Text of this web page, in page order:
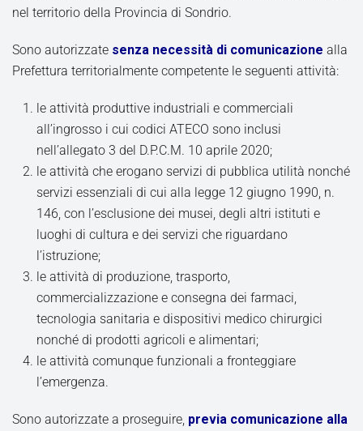
nel territorio della Provincia di Sondrio.
Sono autorizzate senza necessità di comunicazione alla
Prefettura territorialmente competente le seguenti attività:
le attività produttive industriali e commerciali
all’ingrosso i cui codici ATECO sono inclusi
nell’allegato 3 del D.P.C.M. 10 aprile 2020;
le attività che erogano servizi di pubblica utilità nonché
servizi essenziali di cui alla legge 12 giugno 1990, n.
146, con l’esclusione dei musei, degli altri istituti e
luoghi di cultura e dei servizi che riguardano
l’istruzione;
le attività di produzione, trasporto,
commercializzazione e consegna dei farmaci,
tecnologia sanitaria e dispositivi medico chirurgici
nonché di prodotti agricoli e alimentari;
le attività comunque funzionali a fronteggiare
l’emergenza.
Sono autorizzate a proseguire, previa comunicazione alla